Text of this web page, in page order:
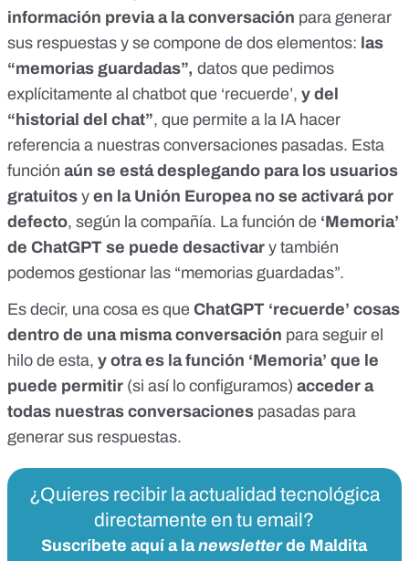
información previa a la conversación para generar
sus respuestas y se compone de dos elementos: las
“memorias guardadas”, datos que pedimos
explícitamente al chatbot que ‘recuerde’, y del
“historial del chat”, que permite a la IA hacer
referencia a nuestras conversaciones pasadas. Esta
función aún se está desplegando para los usuarios
gratuitos y en la Unión Europea no se activará por
defecto, según la compañía. La función de ‘Memoria’
de ChatGPT se puede desactivar y también
podemos gestionar las “memorias guardadas”.
Es decir, una cosa es que ChatGPT ‘recuerde’ cosas
dentro de una misma conversación para seguir el
hilo de esta, y otra es la función ‘Memoria’ que le
puede permitir (si así lo configuramos) acceder a
todas nuestras conversaciones pasadas para
generar sus respuestas.
¿Quieres recibir la actualidad tecnológica
directamente en tu email?
Suscríbete aquí a lanewsletterde Maldita